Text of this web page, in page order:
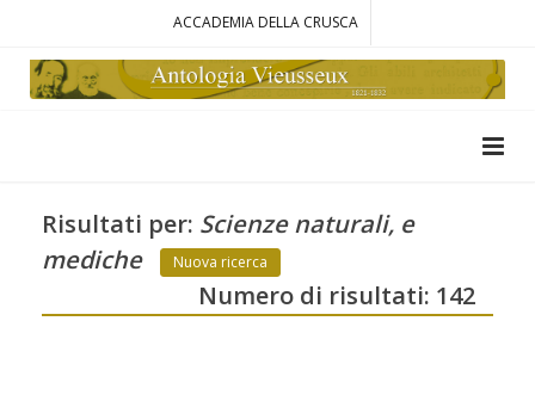
ACCADEMIA DELLA CRUSCA
Risultati per: Scienze naturali, e
mediche
Nuova ricerca
Numero di risultati: 142